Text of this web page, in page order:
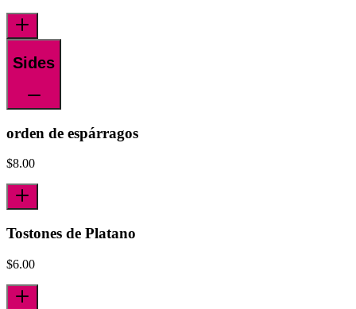
Sides
orden de espárragos
$8.00
Tostones de Platano
$6.00